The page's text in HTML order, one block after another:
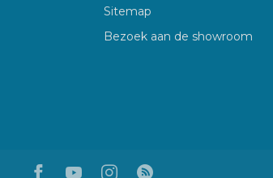
Sitemap
Bezoek aan de showroom